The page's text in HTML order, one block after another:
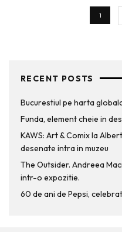
1
RECENT POSTS
Bucurestiul pe harta
Funda, element cheie in
KAWS: Art & Comix la
desenate intra in muzeu
The Outsider. Andreea
intr-o expozitie.
60 de ani de Pepsi,